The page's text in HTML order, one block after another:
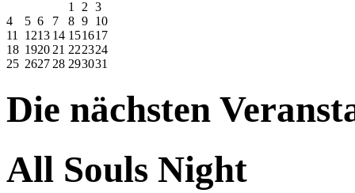
1
2 3
4
5 6 7 8 9 10
11
1213 14 151617
18 1920 21 222324
25 2627 28 293031
Die nächsten
All Souls Night